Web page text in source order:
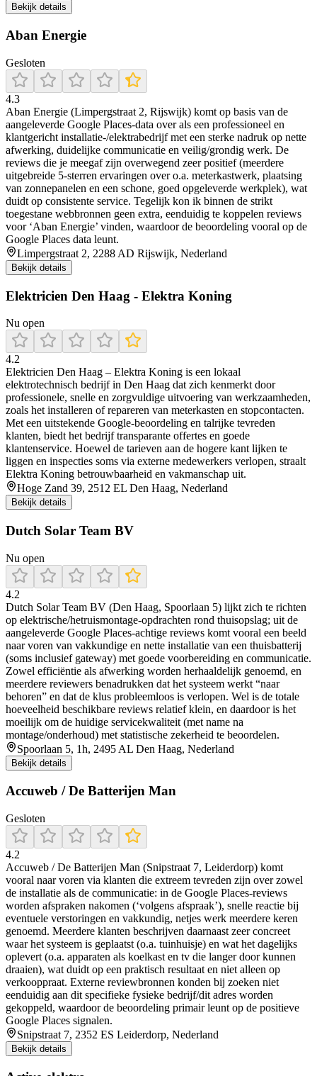
Bekijk details
Aban Energie
Gesloten
4.3
Aban Energie (Limpergstraat 2, Rijswijk) komt op basis van de
aangeleverde Google Places-data over als een professioneel en
klantgericht installatie-/elektrabedrijf met een sterke nadruk op nette
afwerking, duidelijke communicatie en veilig/grondig werk. De
reviews die je meegaf zijn overwegend zeer positief (meerdere
uitgebreide 5-sterren ervaringen over o.a. meterkastwerk, plaatsing
van zonnepanelen en een schone, goed opgeleverde werkplek), wat
duidt op consistente service. Tegelijk kon ik binnen de strikt
toegestane webbronnen geen extra, eenduidig te koppelen reviews
voor ‘Aban Energie’ vinden, waardoor de beoordeling vooral op de
Google Places data leunt.
Limpergstraat 2, 2288 AD Rijswijk, Nederland
Bekijk details
Elektricien Den Haag - Elektra Koning
Nu open
4.2
Elektricien Den Haag – Elektra Koning is een lokaal
elektrotechnisch bedrijf in Den Haag dat zich kenmerkt door
professionele, snelle en zorgvuldige uitvoering van werkzaamheden,
zoals het installeren of repareren van meterkasten en stopcontacten.
Met een uitstekende Google‑beoordeling en talrijke tevreden
klanten, biedt het bedrijf transparante offertes en goede
klantenservice. Hoewel de tarieven aan de hogere kant lijken te
liggen en inspecties soms via externe medewerkers verlopen, straalt
Elektra Koning betrouwbaarheid en vakmanschap uit.
Hoge Zand 39, 2512 EL Den Haag, Nederland
Bekijk details
Dutch Solar Team BV
Nu open
4.2
Dutch Solar Team BV (Den Haag, Spoorlaan 5) lijkt zich te richten
op elektrische/hetruismontage-opdrachten rond thuisopslag; uit de
aangeleverde Google Places-achtige reviews komt vooral een beeld
naar voren van vakkundige en nette installatie van een thuisbatterij
(soms inclusief gateway) met goede voorbereiding en communicatie.
Zowel efficiëntie als afwerking worden herhaaldelijk genoemd, en
meerdere reviewers benadrukken dat het systeem werkt “naar
behoren” en dat de klus probleemloos is verlopen. Wel is de totale
hoeveelheid beschikbare reviews relatief klein, en daardoor is het
moeilijk om de huidige servicekwaliteit (met name na
montage/onderhoud) met statistische zekerheid te beoordelen.
Spoorlaan 5, 1h, 2495 AL Den Haag, Nederland
Bekijk details
Accuweb / De Batterijen Man
Gesloten
4.2
Accuweb / De Batterijen Man (Snipstraat 7, Leiderdorp) komt
vooral naar voren via klanten die extreem tevreden zijn over zowel
de installatie als de communicatie: in de Google Places-reviews
worden afspraken nakomen (‘volgens afspraak’), snelle reactie bij
eventuele verstoringen en vakkundig, netjes werk meerdere keren
genoemd. Meerdere klanten beschrijven daarnaast zeer concreet
waar het systeem is geplaatst (o.a. tuinhuisje) en wat het dagelijks
oplevert (o.a. apparaten als koelkast en tv die langer door kunnen
draaien), wat duidt op een praktisch resultaat en niet alleen op
verkooppraat. Externe reviewbronnen konden bij zoeken niet
eenduidig aan dit specifieke fysieke bedrijf/dit adres worden
gekoppeld, waardoor de beoordeling primair leunt op de positieve
Google Places signalen.
Snipstraat 7, 2352 ES Leiderdorp, Nederland
Bekijk details